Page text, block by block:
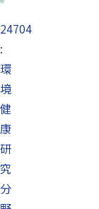
24704
:
環
境
健
康
研
究
分